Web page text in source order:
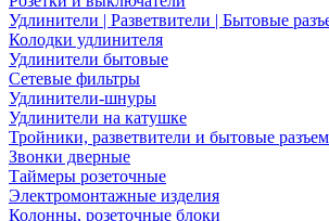
Удлинители | Разветвители | Бытовые
Колодки удлинителя
Удлинители бытовые
Сетевые фильтры
Удлинители-шнуры
Удлинители на катушке
Тройники, разветвители и бытовые
Звонки дверные
Таймеры розеточные
Электромонтажные изделия
Колонны, розеточные блоки